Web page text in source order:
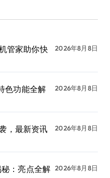
管家助你快
2026年8月8日
色功能全解
2026年8月8日
，最新资讯
2026年8月8日
：亮点全解 2026年8月8日